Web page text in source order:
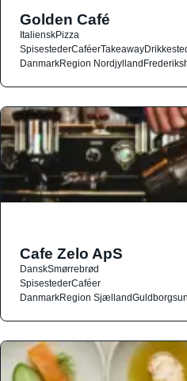
Golden Café
ItalienskPizza
SpisestederCaféerTakeaway
DanmarkRegion Nordjylland
Cafe Zelo ApS
DanskSmørrebrød
SpisestederCaféer
DanmarkRegion Sjælland